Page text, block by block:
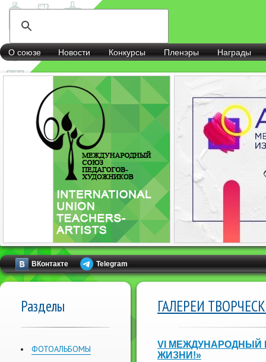
О союзе Новости Конкурсы Пленэры Награды
ВКонтакте Telegram
Разделы
ФОТОАЛЬБОМЫ
ГАЛЕРЕИ
VI МЕЖДУНАРОДНЫЙ
ЖИЗНИ!»